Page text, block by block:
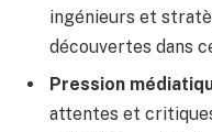
ingénieurs et
découvertes dans
Pression
attentes et